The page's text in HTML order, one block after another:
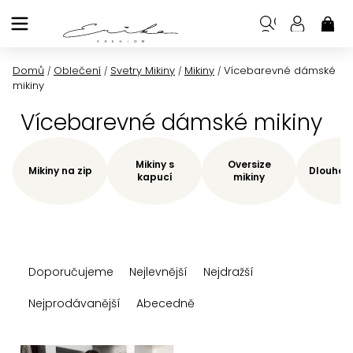
na
Domů / Oblečení / Svetry Mikiny / Mikiny / Vícebarevné dámské
mikiny
Vícebarevné dámské mikiny
Mikiny na zip
Mikiny s
kapucí
Oversize
mikiny
Dlouhé
aDoporučujeme Nejlevnější
Nejdražší
Nejprodávanější
Abecedně